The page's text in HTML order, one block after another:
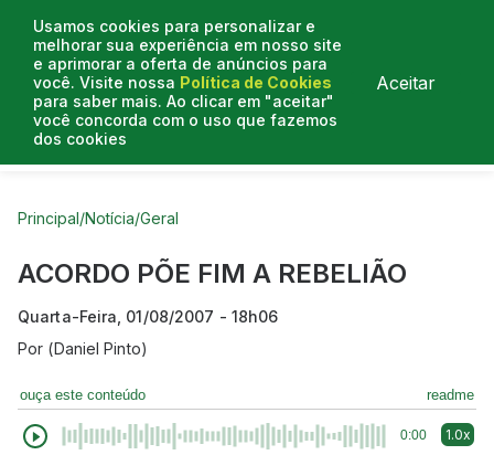
Usamos cookies para personalizar e
melhorar sua experiência em nosso site
e aprimorar a oferta de anúncios para
você. Visite nossa Política de Cookies
para saber mais. Ao clicar em "aceitar"
você concorda com o uso que fazemos
dos cookies
Aceitar
Curtas do Poder
Principal/Notícia/Geral
ACORDO PÕE FIM A REBELIÃO
Quarta-Feira, 01/08/2007 - 18h06
Por (Daniel Pinto)
ouça este conteúdo readme
0:00 1.0x